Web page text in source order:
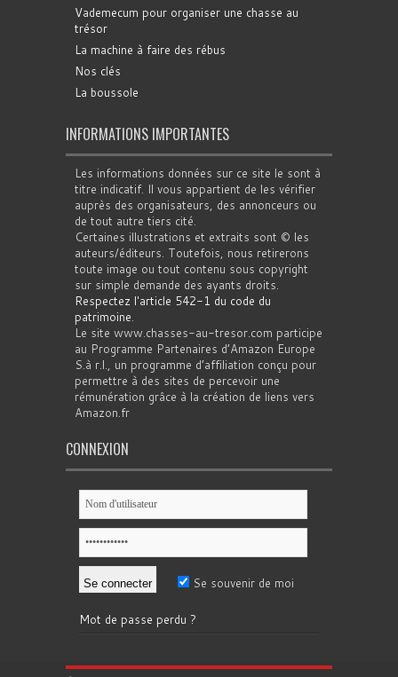
Vademecum pour organiser une chasse au
trésor
La machine à faire des rébus
Nos clés
La boussole
INFORMATIONS IMPORTANTES
Les informations données sur ce site le sont à
titre indicatif. Il vous appartient de les vérifier
auprès des organisateurs, des annonceurs ou
de tout autre tiers cité.
Certaines illustrations et extraits sont © les
auteurs/éditeurs. Toutefois, nous retirerons
toute image ou tout contenu sous copyright
sur simple demande des ayants droits.
Respectez l'article 542-1 du code du
patrimoine.
Le site www.chasses-au-tresor.com participe
au Programme Partenaires d’Amazon Europe
S.à r.l., un programme d’affiliation conçu pour
permettre à des sites de percevoir une
rémunération grâce à la création de liens vers
Amazon.fr
CONNEXION
Se souvenir de moi
Mot de passe perdu ?